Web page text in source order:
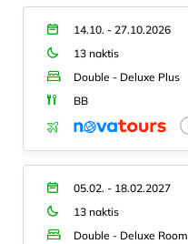
14.10. - 27.10.2026
13 naktis
Double - Deluxe Plus
BB
05.02. - 18.02.2027
13 naktis
Double - Deluxe Room